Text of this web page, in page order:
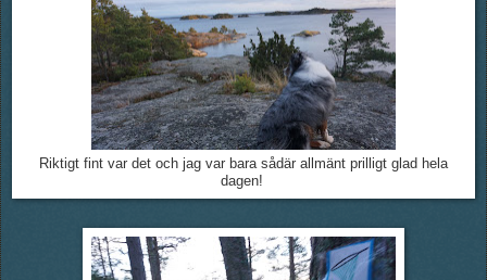
Riktigt fint var det och jag var bara sådär allmänt prilligt glad hela
dagen!